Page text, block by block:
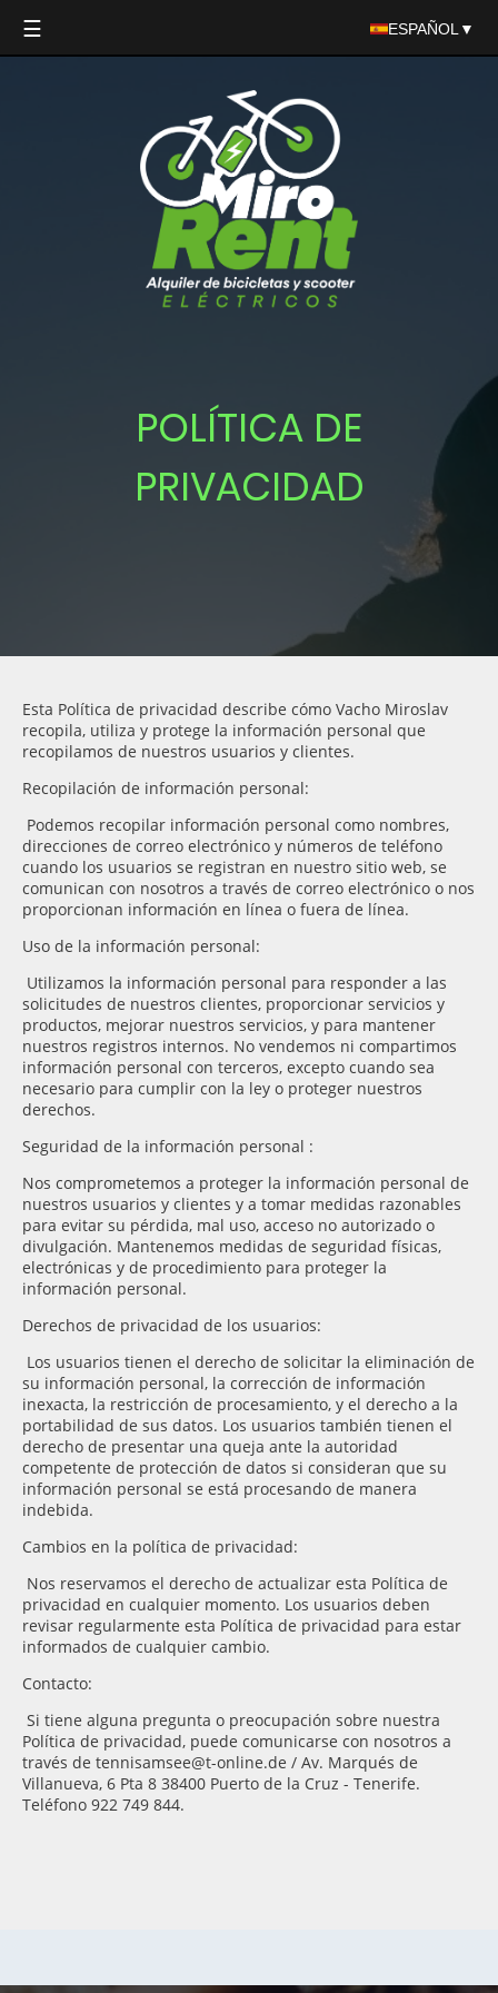
POLÍTICA DE
PRIVACIDAD
☰ ESPAÑOL ▼
Esta Política de privacidad describe cómo Vacho Miroslav
recopila, utiliza y protege la información personal que
recopilamos de nuestros usuarios y clientes.
Recopilación de información personal:
Podemos recopilar información personal como nombres,
direcciones de correo electrónico y números de teléfono
cuando los usuarios se registran en nuestro sitio web, se
comunican con nosotros a través de correo electrónico o nos
proporcionan información en línea o fuera de línea.
Uso de la información personal:
Utilizamos la información personal para responder a las
solicitudes de nuestros clientes, proporcionar servicios y
productos, mejorar nuestros servicios, y para mantener
nuestros registros internos. No vendemos ni compartimos
información personal con terceros, excepto cuando sea
necesario para cumplir con la ley o proteger nuestros
derechos.
Seguridad de la información personal :
Nos comprometemos a proteger la información personal de
nuestros usuarios y clientes y a tomar medidas razonables
para evitar su pérdida, mal uso, acceso no autorizado o
divulgación. Mantenemos medidas de seguridad físicas,
electrónicas y de procedimiento para proteger la
información personal.
Derechos de privacidad de los usuarios:
Los usuarios tienen el derecho de solicitar la eliminación de
su información personal, la corrección de información
inexacta, la restricción de procesamiento, y el derecho a la
portabilidad de sus datos. Los usuarios también tienen el
derecho de presentar una queja ante la autoridad
competente de protección de datos si consideran que su
información personal se está procesando de manera
indebida.
Cambios en la política de privacidad:
Nos reservamos el derecho de actualizar esta Política de
privacidad en cualquier momento. Los usuarios deben
revisar regularmente esta Política de privacidad para estar
informados de cualquier cambio.
Contacto:
Si tiene alguna pregunta o preocupación sobre nuestra
Política de privacidad, puede comunicarse con nosotros a
través de tennisamsee@t-online.de / Av. Marqués de
Villanueva, 6 Pta 8 38400 Puerto de la Cruz - Tenerife.
Teléfono 922 749 844.